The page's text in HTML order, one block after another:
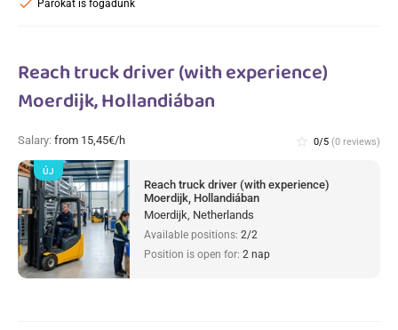
Párokat is fogadunk
check
Reach truck driver (with experience)
Moerdijk, Hollandiában
Salary: from 15,45€/h star_border 0/5 (0 reviews)
Reach truck driver (with experience)
Moerdijk, Hollandiában
Moerdijk, Netherlands
Available positions: 2/2
Position is open for: 2 nap
ÚJ